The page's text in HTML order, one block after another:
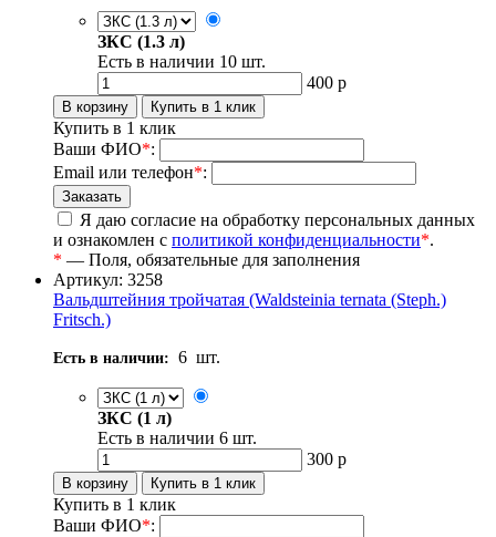
ЗКС (1.3 л)
Есть в наличии 10 шт.
400 р
Купить в 1 клик
Ваши ФИО*:
Email или телефон*:
Я даю согласие на обработку персональных данных
и ознакомлен с политикой конфиденциальности*.
* — Поля, обязательные для заполнения
Артикул: 3258
Вальдштейния тройчатая (Waldsteinia ternata (Steph.)
Fritsch.)
Есть в наличии: 6 шт.
ЗКС (1 л)
Есть в наличии 6 шт.
300 р
Купить в 1 клик
Ваши ФИО*: